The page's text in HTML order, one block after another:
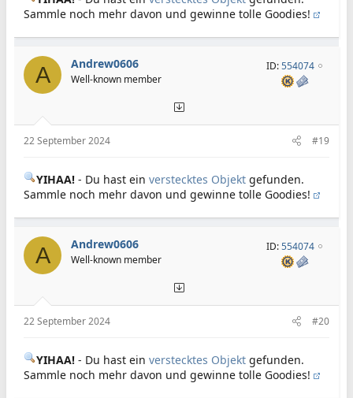
Sammle noch mehr davon und gewinne tolle Goodies!
A Andrew0606
Well-known member
ID:554074
22 September 2024 #19
YIHAA! - Du hast ein verstecktes Objekt gefunden.
Sammle noch mehr davon und gewinne tolle Goodies!
A Andrew0606
Well-known member
ID:554074
22 September 2024 #20
YIHAA! - Du hast ein verstecktes Objekt gefunden.
Sammle noch mehr davon und gewinne tolle Goodies!